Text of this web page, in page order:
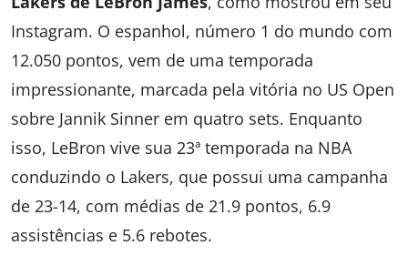
Instagram. O espanhol, número 1 do mundo com
12.050 pontos, vem de uma temporada
impressionante, marcada pela vitória no US Open
sobre Jannik Sinner em quatro sets. Enquanto
isso, LeBron vive sua 23ª temporada na NBA
conduzindo o Lakers, que possui uma campanha
de 23-14, com médias de 21.9 pontos, 6.9
assistências e 5.6 rebotes.